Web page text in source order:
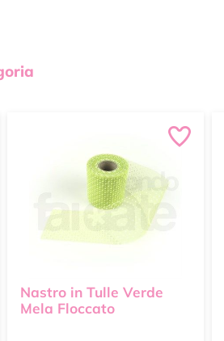
Nastro in Tulle Verde
Mela Floccato